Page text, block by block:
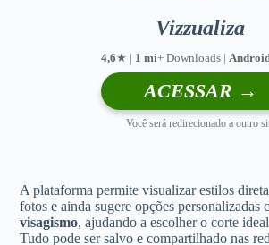
Vizzualiza
4,6★ | 1 mi+ Downloads |
ACESSAR →
Você será redirecionado a outro
A plataforma permite visualizar estilos
fotos e ainda sugere opções personalizadas
visagismo, ajudando a escolher o corte
Tudo pode ser salvo e compartilhado nas